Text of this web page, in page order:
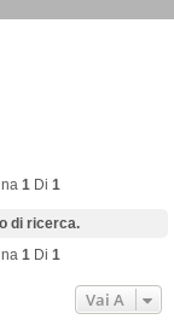
1 Di 1
di ricerca.
1 Di 1
Vai A